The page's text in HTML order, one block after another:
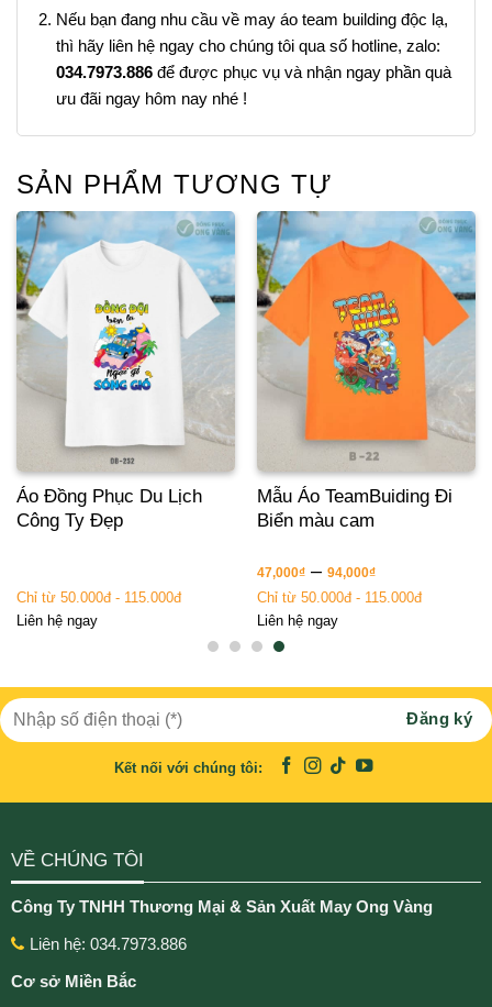
Nếu bạn đang nhu cầu về may áo team building độc lạ,
thì hãy liên hệ ngay cho chúng tôi qua số hotline, zalo:
034.7973.886để được phục vụ và nhận ngay phần quà
ưu đãi ngay hôm nay nhé !
SẢN PHẨM TƯƠNG TỰ
Mẫu Áo TeamBuiding Đi
Biển màu cam
47,000₫– 94,000₫
Chỉ từ 50.000đ - 115.000đ
Liên hệ ngay
Áo Đồng Phục Du Lịch
Công Ty Đẹp
Chỉ từ 50.000đ - 115.000đ
Liên hệ ngay
Kết nối với chúng tôi:
VỀ CHÚNG TÔI
Công Ty TNHH Thương Mại & Sản Xuất May Ong Vàng
Liên hệ: 034.7973.886
Cơ sở Miền Bắc